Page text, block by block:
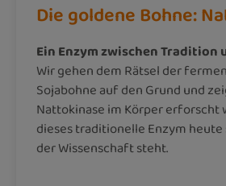
Die goldene Bohne:
Ein Enzym zwischen Tradition
Wir gehen dem Rätsel der
Sojabohne auf den Grund und
Nattokinase im Körper erforscht
dieses traditionelle Enzym heute
der Wissenschaft steht.